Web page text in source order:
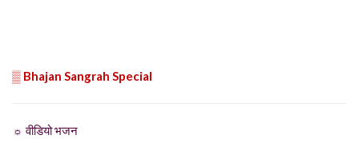
▒ Bhajan Sangrah Special
☼ वीडियो भजन